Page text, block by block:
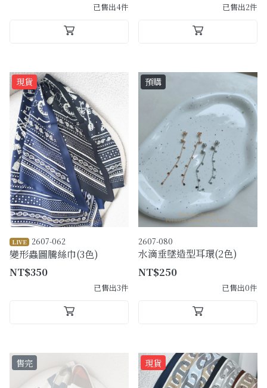
已售出4件 已售出2件
現貨
LIVE 2607-062
變形蟲圖騰絲巾(3色)
NT$350
已售出3件
預購
2607-080
水滴垂墜造型耳環(2色)
NT$250
已售出0件
售完 現貨